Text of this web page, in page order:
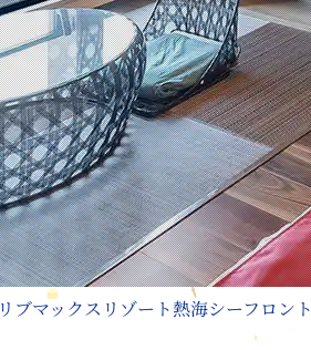
リブマックスリゾート熱海シーフロント